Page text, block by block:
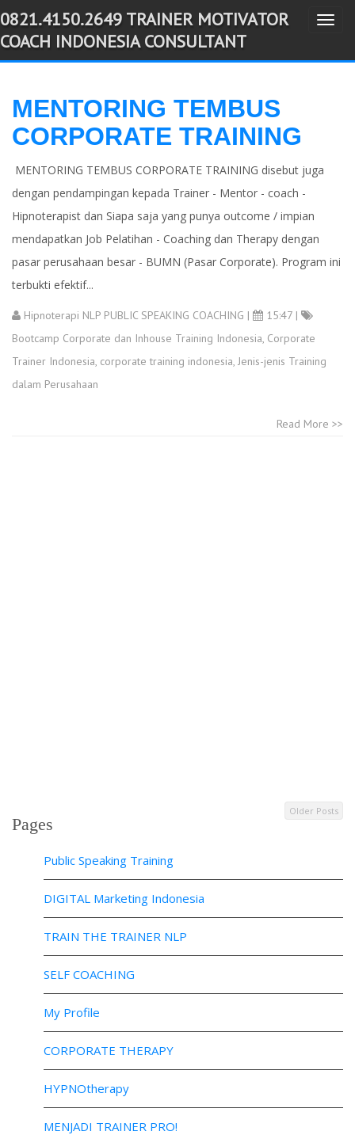
-->
T
g
a
0821.4150.2649 TRAINER MOTIVATOR
COACH INDONESIA CONSULTANT
MENTORING TEMBUS
CORPORATE TRAINING
MENTORING TEMBUS CORPORATE TRAINING disebut juga
dengan pendampingan kepada Trainer - Mentor - coach -
Hipnoterapist dan Siapa saja yang punya outcome / impian
mendapatkan Job Pelatihan - Coaching dan Therapy dengan
pasar perusahaan besar - BUMN (Pasar Corporate). Program ini
terbukti efektif...
Hipnoterapi NLP PUBLIC SPEAKING COACHING |
15:47 |
Bootcamp Corporate dan Inhouse Training Indonesia, Corporate
Trainer Indonesia, corporate training indonesia, Jenis-jenis Training
dalam Perusahaan
Read More >>
Older Posts
Pages
Public Speaking Training
DIGITAL Marketing Indonesia
TRAIN THE TRAINER NLP
SELF COACHING
My Profile
CORPORATE THERAPY
HYPNOtherapy
MENJADI TRAINER PRO!